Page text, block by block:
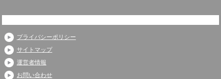
プライバシーポリシー
サイトマップ
運営者情報
お問い合わせ